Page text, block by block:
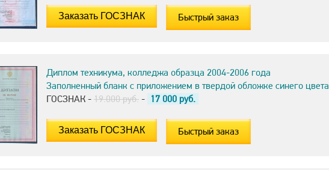
Быстрый заказ
Диплом техникума, колледжа образца 2004-2006 года
Заполненный бланк с приложением в твердой обложке синего цвета
ГОСЗНАК - 19.000 руб. - 17 000 руб.
Быстрый заказ